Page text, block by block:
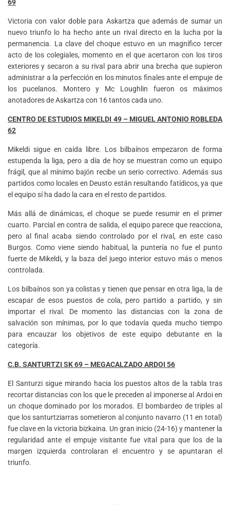
69
Victoria con valor doble para Askartza que además de sumar un
nuevo triunfo lo ha hecho ante un rival directo en la lucha por la
permanencia. La clave del choque estuvo en un magnífico tercer
acto de los colegiales, momento en el que acertaron con los tiros
exteriores y secaron a su rival para abrir una brecha que supieron
administrar a la perfección en los minutos finales ante el empuje de
los pucelanos. Montero y Mc Loughlin fueron os máximos
anotadores de Askartza con 16 tantos cada uno.
CENTRO DE ESTUDIOS MIKELDI 49 – MIGUEL ANTONIO ROBLEDA
62
Mikeldi sigue en caída libre. Los bilbaínos empezaron de forma
estupenda la liga, pero a día de hoy se muestran como un equipo
frágil, que al mínimo bajón recibe un serio correctivo. Además sus
partidos como locales en Deusto están resultando fatídicos, ya que
el equipo sí ha dado la cara en el resto de partidos.
Más allá de dinámicas, el choque se puede resumir en el primer
cuarto. Parcial en contra de salida, el equipo parece que reacciona,
pero al final acaba siendo controlado por el rival, en este caso
Burgos. Como viene siendo habitual, la puntería no fue el punto
fuerte de Mikeldi, y la baza del juego interior estuvo más o menos
controlada.
Los bilbaínos son ya colistas y tienen que pensar en otra liga, la de
escapar de esos puestos de cola, pero partido a partido, y sin
importar el rival. De momento las distancias con la zona de
salvación son mínimas, por lo que todavía queda mucho tiempo
para encauzar los objetivos de este equipo debutante en la
categoría.
C.B. SANTURTZI SK 69 – MEGACALZADO ARDOI 56
El Santurzi sigue mirando hacia los puestos altos de la tabla tras
recortar distancias con los que le preceden al imponerse al Ardoi en
un choque dominado por los morados. El bombardeo de triples al
que los santurtziarras sometieron al conjunto navarro (11 en total)
fue clave en la victoria bizkaina. Un gran inicio (24-16) y mantener la
regularidad ante el empuje visitante fue vital para que los de la
margen izquierda controlaran el encuentro y se apuntaran el
triunfo.